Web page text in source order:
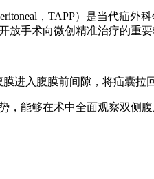
，TAPP）是当代疝
放手术向微创精准治疗的重要
进入腹膜前间隙，将疝囊
，能够在术中全面观察双侧